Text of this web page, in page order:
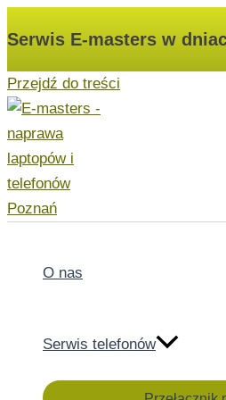
Serwis E-masters w
Przejdź do treści
O nas
Serwis telefonów